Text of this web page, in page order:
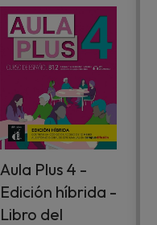
Aula Plus 4 -
Edición híbrida -
Libro del